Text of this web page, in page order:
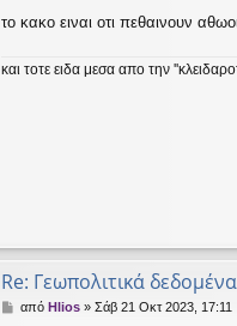
σ
το κακο ειναι οτι πεθαινουν
και τοτε ειδα μεσα απο την
Re: Γεωπολιτικά
Δαπό Hlios» Σάβ 21 Οκτ 2023, 17:11